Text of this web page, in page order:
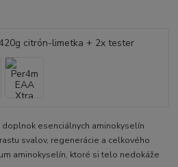
doplnok esenciálnych aminokyselín
svalov, regenerácie a celkového
aminokyselín, ktoré si telo nedokáže